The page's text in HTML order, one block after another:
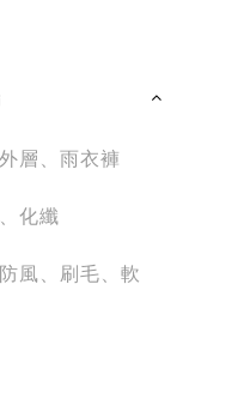
層、雨衣褲
化纖
風、刷毛、軟